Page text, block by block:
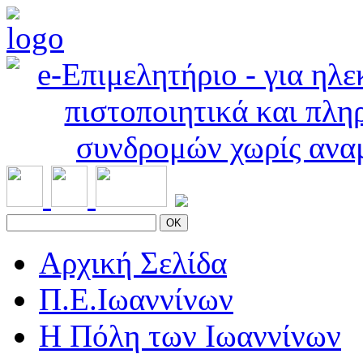
OK
Αρχική Σελίδα
Π.Ε.Ιωαννίνων
Η Πόλη των Ιωαννίνων